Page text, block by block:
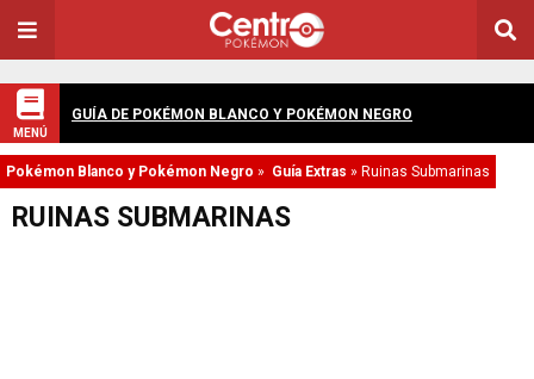
MENÚ
GUÍA DE POKÉMON BLANCO Y POKÉMON NEGRO
Pokémon Blanco y Pokémon Negro » Guía Extras » Ruinas Submarinas
RUINAS SUBMARINAS